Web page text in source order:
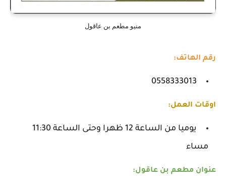
منيو مطعم بن عاقول
رقم الهاتف:
0558333013
اوقات العمل:
يوميا من الساعة 12 ظهرا وحتى الساعة 11:30
مساء
عنوان مطعم بن عاقول: